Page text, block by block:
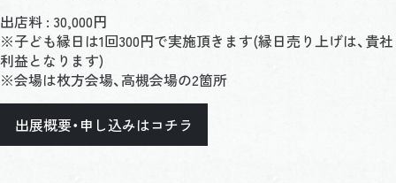
出店料 : 30,000円
※子ども縁日は1回300円で実施頂きます(縁日売り上げは、貴社
利益となります)
※会場は枚方会場、高槻会場の2箇所
出展概要・申し込みはコチラ